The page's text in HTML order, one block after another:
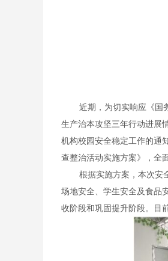
近期，为切实响应《国
生产治本攻坚三年行动进展
机构校园安全稳定工作的通
查整治活动实施方案》，全
根据实施方案，本次安
场地安全、学生安全及食品
收阶段和巩固提升阶段。目